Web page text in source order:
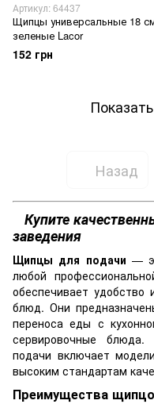
Артикул: 64437
Щипцы универсальные 18
зеленые Lacor
152 грн
Назад
Купите
заведения
Щипцы для подачи —
любой
обеспечивает
блюд. Они
переноса еды с
сервировочные
подачи включает
высоким стандартам
Преимущества